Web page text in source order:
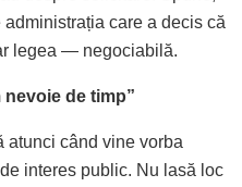
care a decis că
legea — negociabilă.
nevoie de timp”
atunci când vine vorba
interes public. Nu lasă loc